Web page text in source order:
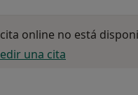
online no está
una cita